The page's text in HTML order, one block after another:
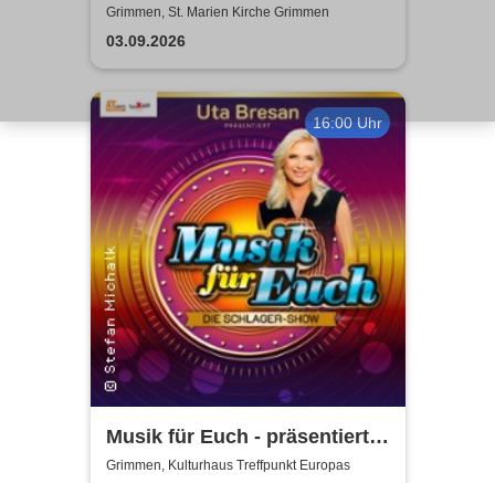
Napoli & Pietro Pato
Grimmen, St. Marien Kirche Grimmen
03.09.2026
16:00 Uhr
Musik für Euch - präsentiert
von Uta Bresan
Grimmen, Kulturhaus Treffpunkt Europas